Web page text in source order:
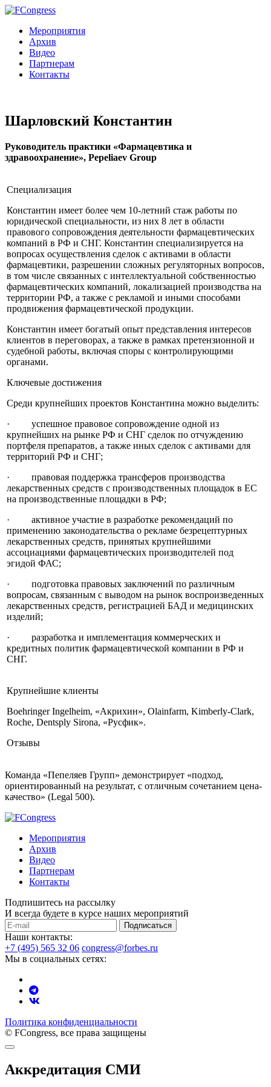
Мероприятия
Архив
Видео
Партнерам
Контакты
Шарловский Константин
Руководитель практики «Фармацевтика и
здравоохранение», Pepeliaev Group
Специализация
Константин имеет более чем 10-летний стаж работы по
юридической специальности, из них 8 лет в области
правового сопровождения деятельности фармацевтических
компаний в РФ и СНГ. Константин специализируется на
вопросах осуществления сделок с активами в области
фармацевтики, разрешении сложных регуляторных вопросов,
в том числе связанных с интеллектуальной собственностью
фармацевтических компаний, локализацией производства на
территории РФ, а также с рекламой и иными способами
продвижения фармацевтической продукции.
Константин имеет богатый опыт представления интересов
клиентов в переговорах, а также в рамках претензионной и
судебной работы, включая споры с контролирующими
органами.
Ключевые достижения
Среди крупнейших проектов Константина можно выделить:
· успешное правовое сопровождение одной из
крупнейших на рынке РФ и СНГ сделок по отчуждению
портфеля препаратов, а также иных сделок с активами для
территорий РФ и СНГ;
· правовая поддержка трансферов производства
лекарственных средств с производственных площадок в ЕС
на производственные площадки в РФ;
· активное участие в разработке рекомендаций по
применению законодательства о рекламе безрецептурных
лекарственных средств, принятых крупнейшими
ассоциациями фармацевтических производителей под
эгидой ФАС;
· подготовка правовых заключений по различным
вопросам, связанным с выводом на рынок воспроизведенных
лекарственных средств, регистрацией БАД и медицинских
изделий;
· разработка и имплементация коммерческих и
кредитных политик фармацевтической компании в РФ и
СНГ.
Крупнейшие клиенты
Boehringer Ingelheim, «Акрихин», Olainfarm, Kimberly-Clark,
Roche, Dentsply Sirona, «Русфик».
Отзывы
Команда «Пепеляев Групп» демонстрирует «подход,
ориентированный на результат, с отличным сочетанием цена-
качество» (Legal 500).
Мероприятия
Архив
Видео
Партнерам
Контакты
Подпишитесь на рассылку
И всегда будете в курсе наших мероприятий
Подписаться
Наши контакты:
+7 (495) 565 32 06 congress@forbes.ru
Мы в социальных сетях:
Политика конфиденциальности
© FCongress, все права защищены
Аккредитация СМИ